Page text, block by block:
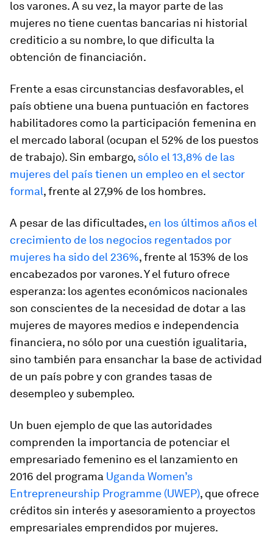
los varones. A su vez, la mayor parte de las
mujeres no tiene cuentas bancarias ni historial
crediticio a su nombre, lo que dificulta la
obtención de financiación.
Frente a esas circunstancias desfavorables, el
país obtiene una buena puntuación en factores
habilitadores como la participación femenina en
el mercado laboral (ocupan el 52% de los puestos
de trabajo). Sin embargo, sólo el 13,8% de las
mujeres del país tienen un empleo en el sector
formal, frente al 27,9% de los hombres.
A pesar de las dificultades, en los últimos años el
crecimiento de los negocios regentados por
mujeres ha sido del 236%, frente al 153% de los
encabezados por varones. Y el futuro ofrece
esperanza: los agentes económicos nacionales
son conscientes de la necesidad de dotar a las
mujeres de mayores medios e independencia
financiera, no sólo por una cuestión igualitaria,
sino también para ensanchar la base de actividad
de un país pobre y con grandes tasas de
desempleo y subempleo.
Un buen ejemplo de que las autoridades
comprenden la importancia de potenciar el
empresariado femenino es el lanzamiento en
2016 del programa Uganda Women’s
Entrepreneurship Programme (UWEP), que ofrece
créditos sin interés y asesoramiento a proyectos
empresariales emprendidos por mujeres.